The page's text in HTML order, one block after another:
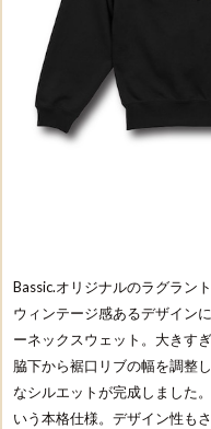
Bassic.オリジナルのラグラン
ウィンテージ感あるデザイン
ーネックスウェット。大きす
脇下から裾口リブの幅を調整
なシルエットが完成しました
いう本格仕様。デザイン性も